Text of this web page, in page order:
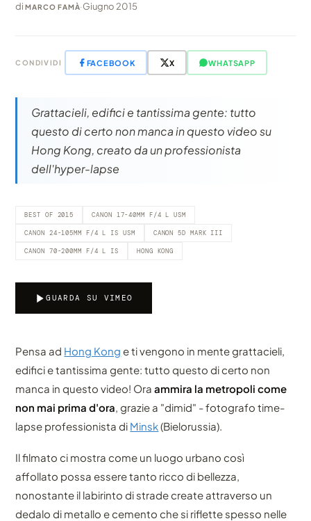
diMARCO FAMÀ·Giugno 2015
CONDIVIDI FACEBOOK X WHATSAPP
Grattacieli, edifici e tantissima gente: tutto
questo di certo non manca in questo video su
Hong Kong, creato da un professionista
dell'hyper-lapse
BEST OF 2015 CANON 17-40MM F/4 L USM
CANON 24-105MM F/4 L IS USM CANON 5D MARK III
CANON 70-200MM F/4 L IS HONG KONG
GUARDA SU VIMEO
Pensa ad Hong Kong e ti vengono in mente grattacieli,
edifici e tantissima gente: tutto questo di certo non
manca in questo video! Oraammira la metropoli come
non mai prima d'ora, grazie a "dimid" - fotografo time-
lapse professionista di Minsk(Bielorussia).
Il filmato ci mostra come un luogo urbano così
affollato possa essere tanto ricco di bellezza,
nonostante il labirinto di strade create attraverso un
dedalo di metallo e cemento che si riflette spesso nelle